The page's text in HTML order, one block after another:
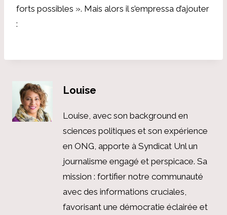
forts possibles ». Mais alors il s’empressa d’ajouter
:
Louise
Louise, avec son background en
sciences politiques et son expérience
en ONG, apporte à Syndicat Unl un
journalisme engagé et perspicace. Sa
mission : fortifier notre communauté
avec des informations cruciales,
favorisant une démocratie éclairée et